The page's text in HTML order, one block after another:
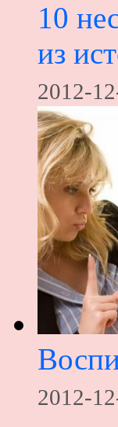
10
из
2012-
2012-